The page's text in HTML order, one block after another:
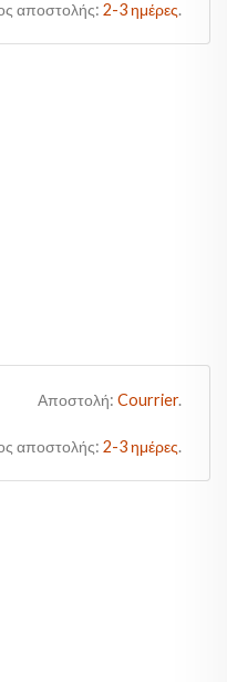
αποστολής: 2-3 ημέρες.
Αποστολή: Courrier.
αποστολής: 2-3 ημέρες.